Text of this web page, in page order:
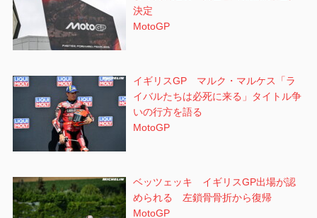
決定
MotoGP
イギリスGP マルク・マルケス「ラ
イバルたちは必死に来る」タイトル争
いの行方を語る
MotoGP
ベッツェッキ イギリスGP出場が認
められる 左鎖骨骨折から復帰
MotoGP